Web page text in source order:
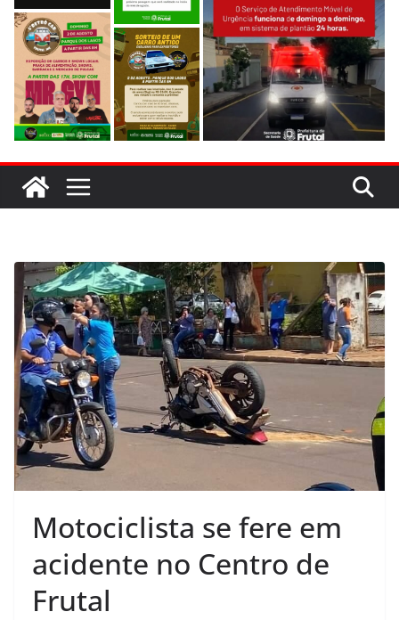
Motociclista se fere em
acidente no Centro de
Frutal